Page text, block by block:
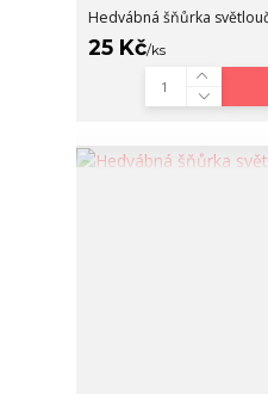
Hedvábná šňůrka
25 Kč/ks